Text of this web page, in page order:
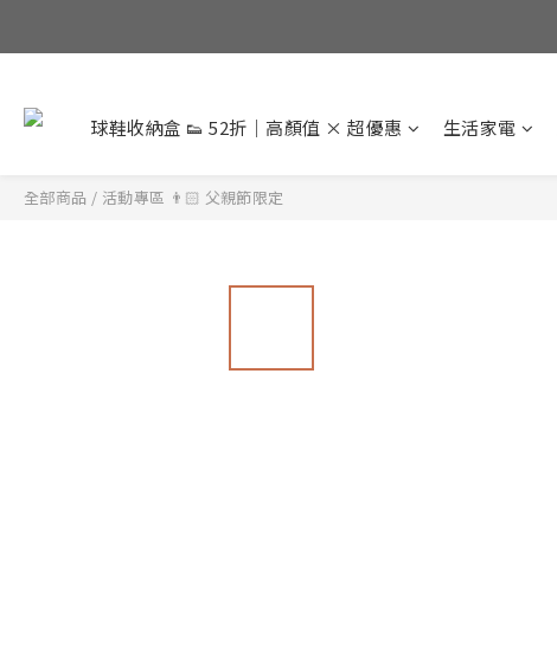
球鞋收納盒 👟 52折｜高顏值 × 超優惠 生活家電
全部商品 / 活動專區 👨🏻 父親節限定